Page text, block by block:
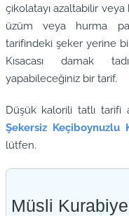
çikolatayı azaltabilir
üzüm veya hurma
tarifindeki şeker yerine
Kısacası damak
yapabileceğiniz bir tarif.
Düşük kalorili tatlı
Şekersiz Keçiboynuzlu
lütfen.
Müsli Kurabiye